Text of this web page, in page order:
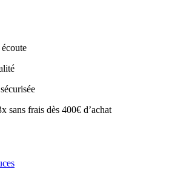
sans frais dès 400€ d’achat